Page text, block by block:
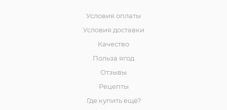
Условия оплаты
Условия доставки
Качество
Польза ягод
Отзывы
Рецепты
Где купить ещё?